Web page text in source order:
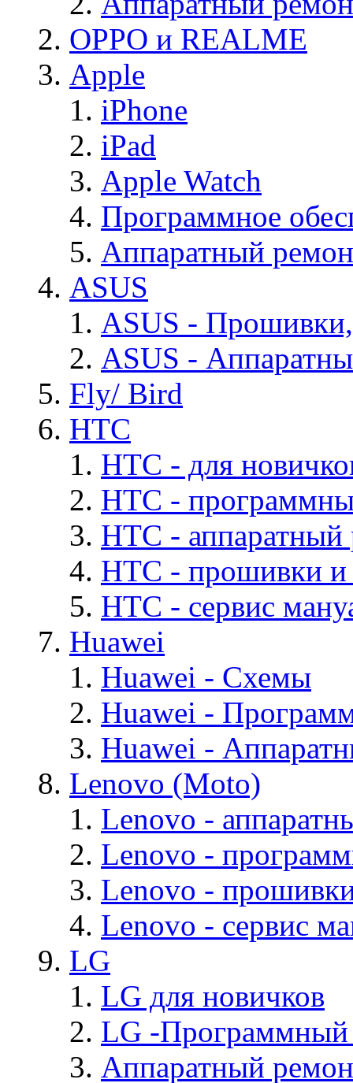
OPPO и REALME
Apple
iPhone
iPad
Apple Watch
Программное
Аппаратный
ASUS
ASUS -
ASUS -
Fly/ Bird
HTC
HTC - для
HTC -
HTC - аппаратный
HTC - прошивки
HTC - cервис
Huawei
Huawei - Cхемы
Huawei -
Huawei -
Lenovo (Moto)
Lenovo -
Lenovo -
Lenovo -
Lenovo - cервис
LG
LG для новичков
LG -Программный
Аппаратный